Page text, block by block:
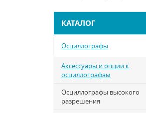
КАТАЛОГ
Осциллографы
Аксессуары и опции к
осциллографам
Осциллографы высокого
разрешения